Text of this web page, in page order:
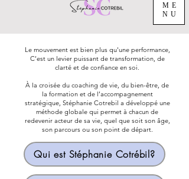
ME
NU
Le mouvement est bien plus qu'une performance,
C’est un levier puissant de transformation, de
clarté et de confiance en soi.
À la croisée du coaching de vie, du bien-être, de
la formation et de l’accompagnement
stratégique, Stéphanie Cotrebil a développé une
méthode globale qui permet à chacun de
redevenir acteur de sa vie, quel que soit son âge,
son parcours ou son point de départ.
Qui est Stéphanie Cotrébil?